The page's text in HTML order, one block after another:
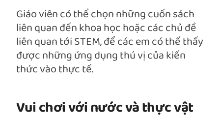
Giáo viên có thể chọn những cuốn sách
liên quan đến khoa học hoặc các chủ đề
liên quan tới STEM, để các em có thể thấy
được những ứng dụng thú vị của kiến
thức vào thực tế.
Vui chơi với nước và thực vật